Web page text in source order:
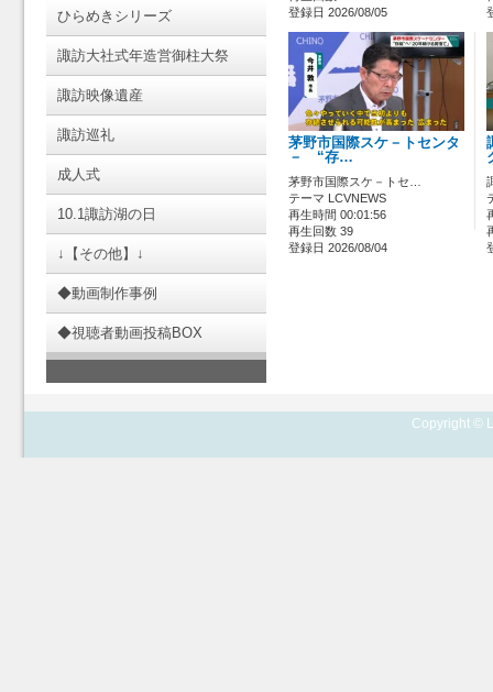
ひらめきシリーズ
諏訪大社式年造営御柱大祭
諏訪映像遺産
諏訪巡礼
成人式
10.1諏訪湖の日
↓【その他】↓
◆動画制作事例
◆視聴者動画投稿BOX
登録日 2026/08/05
茅野市国際スケ－トセンタ
－ “存…
茅野市国際スケ－トセ…
テーマ LCVNEWS
再生時間 00:01:56
再生回数 39
登録日 2026/08/04
Copyright ©